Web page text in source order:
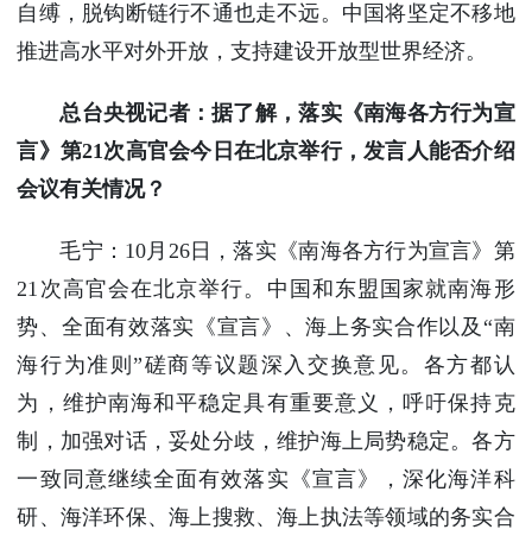
自缚，脱钩断链行不通也走不远。中国将坚定不移地
推进高水平对外开放，支持建设开放型世界经济。
总台央视记者：据了解，落实《南海各方行为宣
言》第21次高官会今日在北京举行，发言人能否介绍
会议有关情况？
毛宁：10月26日，落实《南海各方行为宣言》第
21次高官会在北京举行。中国和东盟国家就南海形
势、全面有效落实《宣言》、海上务实合作以及“南
海行为准则”磋商等议题深入交换意见。各方都认
为，维护南海和平稳定具有重要意义，呼吁保持克
制，加强对话，妥处分歧，维护海上局势稳定。各方
一致同意继续全面有效落实《宣言》，深化海洋科
研、海洋环保、海上搜救、海上执法等领域的务实合